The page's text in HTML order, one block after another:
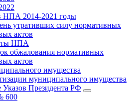
НПА 2014-2021 годы
утративших силу нормативных
актов
НПА
обжалования нормативных
актов
имущества
муниципального имущества
Президента РФ
600